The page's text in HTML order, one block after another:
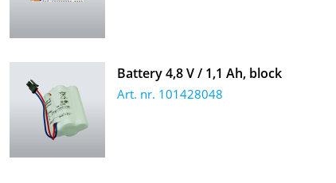
Battery 4,8 V / 1,1 Ah, block
Art. nr. 101428048